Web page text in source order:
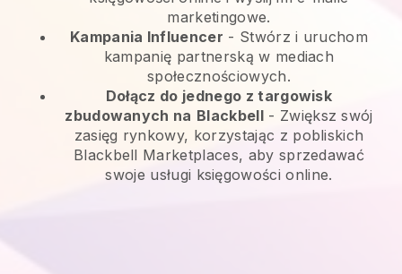
marketingowe.
Kampania Influencer - Stwórz i uruchom
kampanię partnerską w mediach
społecznościowych.
Dołącz do jednego z targowisk
zbudowanych na Blackbell- Zwiększ swój
zasięg rynkowy, korzystając z pobliskich
Blackbell Marketplaces, aby sprzedawać
swoje usługi księgowości online.